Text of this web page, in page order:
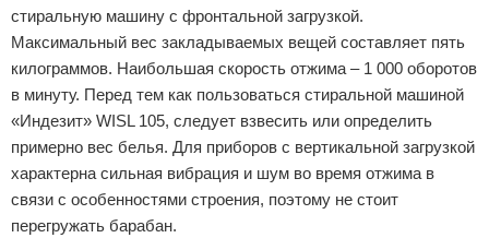
стиральную машину с фронтальной загрузкой.
Максимальный вес закладываемых вещей составляет пять
килограммов. Наибольшая скорость отжима – 1 000 оборотов
в минуту. Перед тем как пользоваться стиральной машиной
«Индезит» WISL 105, следует взвесить или определить
примерно вес белья. Для приборов с вертикальной загрузкой
характерна сильная вибрация и шум во время отжима в
связи с особенностями строения, поэтому не стоит
перегружать барабан.